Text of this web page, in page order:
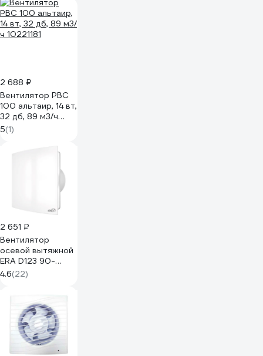
2 688 ₽
Вентилятор РВС
100 альтаир, 14 вт,
32 дб, 89 м3/ч
10221181
5(1)
2 651 ₽
Вентилятор
осевой вытяжной
ERA D123 90-
06427 QUADRO 5
4.6(22)